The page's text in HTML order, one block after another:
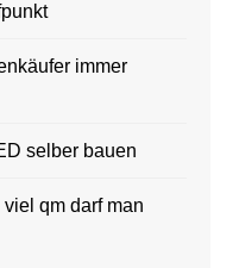
immer
selber bauen
qm darf man